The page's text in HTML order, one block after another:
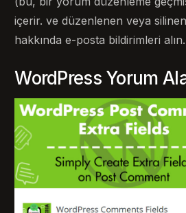
içerir. ve düzenlenen veya
hakkında e-posta bildirimleri alın.
WordPress Yorum